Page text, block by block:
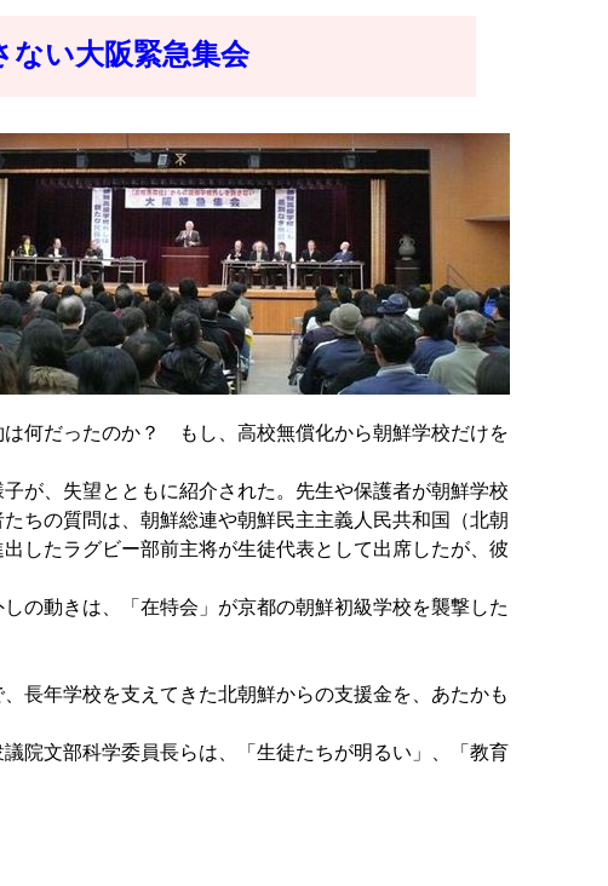
ない大阪緊急集会
何だったのか？ もし、高校無償化から朝鮮学校だけを
が、失望とともに紹介された。先生や保護者が朝鮮学校
ちの質問は、朝鮮総連や朝鮮民主主義人民共和国（北朝
したラグビー部前主将が生徒代表として出席したが、彼
の動きは、「在特会」が京都の朝鮮初級学校を襲撃した
長年学校を支えてきた北朝鮮からの支援金を、あたかも
院文部科学委員長らは、「生徒たちが明るい」、「教育